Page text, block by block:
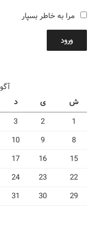
مرا به خاطر بسپار
ورود
ش
ی د
1
2
3
8
9
10
15
16
17
22
23
24
29
30
31